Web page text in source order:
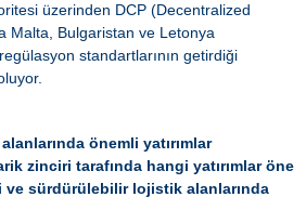
üzerinden DCP (Decentralized
Malta, Bulgaristan ve Letonya
standartlarının getirdiği
önemli yatırımlar
zinciri tarafında hangi yatırımlar öne
sürdürülebilir lojistik alanlarında